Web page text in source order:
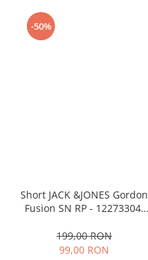
-50%
Short JACK &JONES Gordon
Fusion SN RP - 12273304-
199,00 RON
99,00 RON